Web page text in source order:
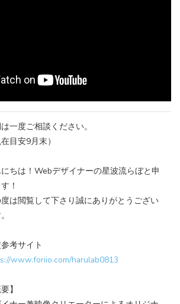
一度ご相談ください。
在目安9月末）
ちは！Webデザイナーの星波流らぼと申
！
は閲覧して下さり誠にありがとうござい
考サイト
www.foriio.com/harulab0813
】